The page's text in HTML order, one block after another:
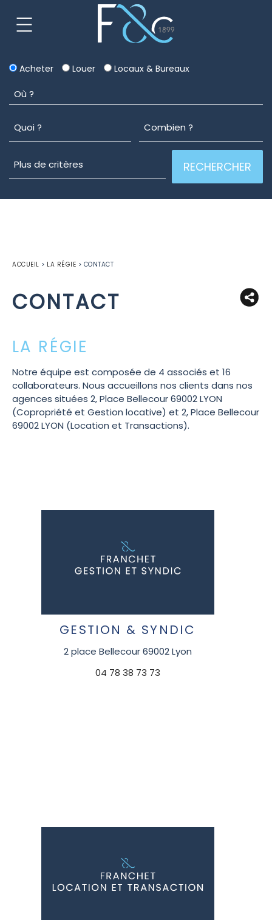
Acheter Louer Locaux & Bureaux
ACCUEIL > LA RÉGIE > CONTACT
CONTACT
LA RÉGIE
Notre équipe est composée de 4 associés et 16
collaborateurs. Nous accueillons nos clients dans nos
agences situées 2, Place Bellecour 69002 LYON
(Copropriété et Gestion locative) et 2, Place Bellecour
69002 LYON (Location et Transactions).
GESTION & SYNDIC
2 place Bellecour 69002 Lyon
04 78 38 73 73